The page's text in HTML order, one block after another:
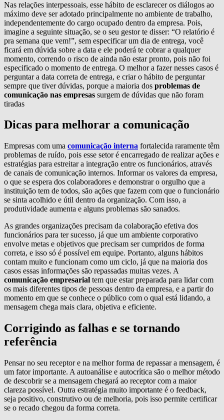
Nas relações interpessoais, esse hábito de esclarecer os diálogos ao
máximo deve ser adotado principalmente no ambiente de trabalho,
independentemente do cargo ocupado dentro da empresa. Pois,
imagine a seguinte situação, se o seu gestor te disser: “O relatório é
pra semana que vem!”, sem especificar um dia de entrega, você
ficará em dúvida sobre a data e ele poderá te cobrar a qualquer
momento, correndo o risco de ainda não estar pronto, pois não foi
especificado o momento de entrega. O melhor a fazer nesses casos é
perguntar a data correta de entrega, e criar o hábito de perguntar
sempre que tiver dúvidas, porque a maioria dos problemas de
comunicação nas empresas surgem de dúvidas que não foram
tiradas
Dicas para melhorar a comunicação
Empresas com uma comunicação interna fortalecida raramente têm
problemas de ruído, pois esse setor é encarregado de realizar ações e
estratégias para estreitar a integração entre os funcionários, através
de canais de comunicação internos. Informar os valores da empresa,
o que se espera dos colaboradores e demonstrar o orgulho que a
instituição tem de todos, são ações que fazem com que o funcionário
se sinta acolhido e útil dentro da organização. Com isso, a
produtividade aumenta e alguns problemas são sanados.
As grandes organizações precisam da colaboração efetiva dos
funcionários para ter sucesso, já que um ambiente corporativo
envolve metas e objetivos que precisam ser cumpridos de forma
correta, e isso só é possível em equipe. Portanto, alguns hábitos
contam muito e funcionam como um ciclo, já que na maioria dos
casos essas informações são repassadas muitas vezes. A
comunicação empresarial tem que estar preparada para lidar com
os mais diferentes tipos de pessoas dentro da empresa, e a partir do
momento em que se conhece o público com o qual está lidando, a
mensagem chega mais clara, objetiva e eficiente.
Corrigindo as falhas e se tornando
referência
Pensar no seu receptor e na melhor forma de repassar a mensagem, é
um fator importante. A autoanálise e autocrítica são o melhor método
de descobrir se a mensagem chegará ao receptor com a maior
clareza possível. Outra estratégia muito importante é o feedback,
seja positivo, construtivo ou de melhoria, pois isso permite certificar
se o recado chegou da forma correta.